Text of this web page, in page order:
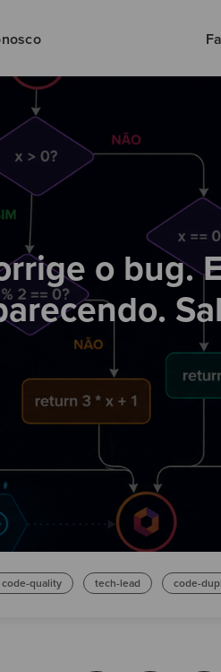
o bug.
code-quality tech-lead code-